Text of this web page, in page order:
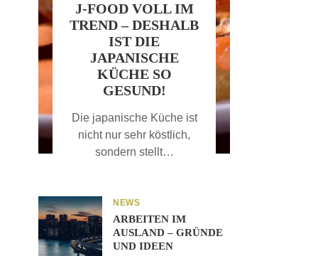
J-FOOD VOLL IM
TREND – DESHALB
IST DIE
JAPANISCHE
KÜCHE SO
GESUND!
Die japanische Küche ist
nicht nur sehr köstlich,
sondern stellt…
NEWS
ARBEITEN IM
AUSLAND – GRÜNDE
UND IDEEN